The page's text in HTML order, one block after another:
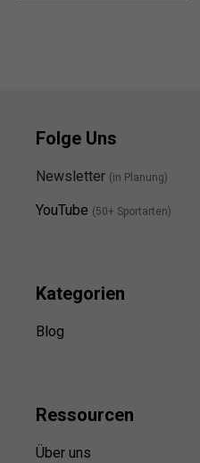
Folge Uns
Newsletter (in Planung)
YouTube (50+ Sportarten)
Kategorien
Blog
Ressourcen
Über uns